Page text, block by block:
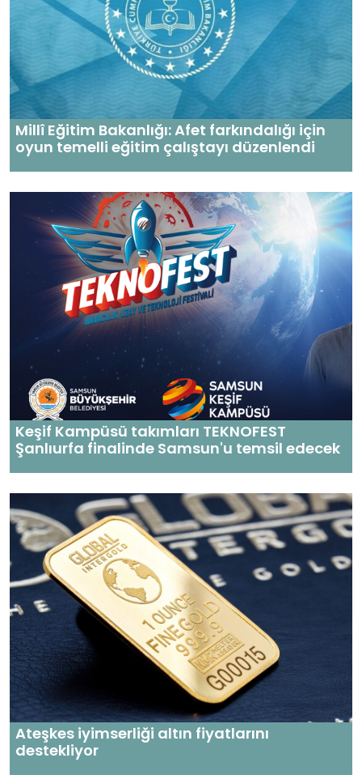
Millî Eğitim Bakanlığı: Afet farkındalığı için
oyun temelli eğitim çalıştayı düzenlendi
Keşif Kampüsü takımları TEKNOFEST
Şanlıurfa finalinde Samsun'u temsil edecek
Ateşkes iyimserliği altın fiyatlarını
destekliyor